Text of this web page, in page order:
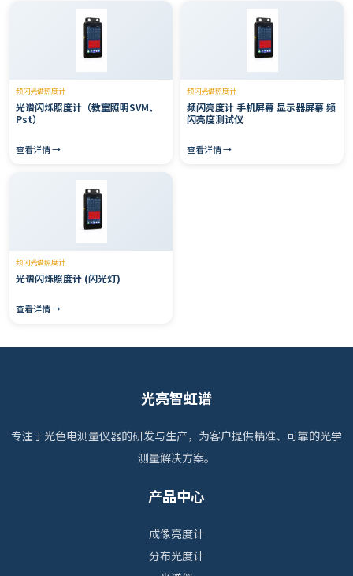
频闪光谱照度计
光谱闪烁照度计（教室照明SVM、
Pst）
查看详情 →
频闪光谱照度计
频闪亮度计 手机屏幕 显示器屏幕 频
闪亮度测试仪
查看详情 →
频闪光谱照度计
光谱闪烁照度计 (闪光灯)
查看详情 →
光亮智虹谱
专注于光色电测量仪器的研发与生产，为客户提供精准、可靠的光学
测量解决方案。
产品中心
成像亮度计
分布光度计